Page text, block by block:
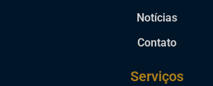
Notícias
Contato
Serviços